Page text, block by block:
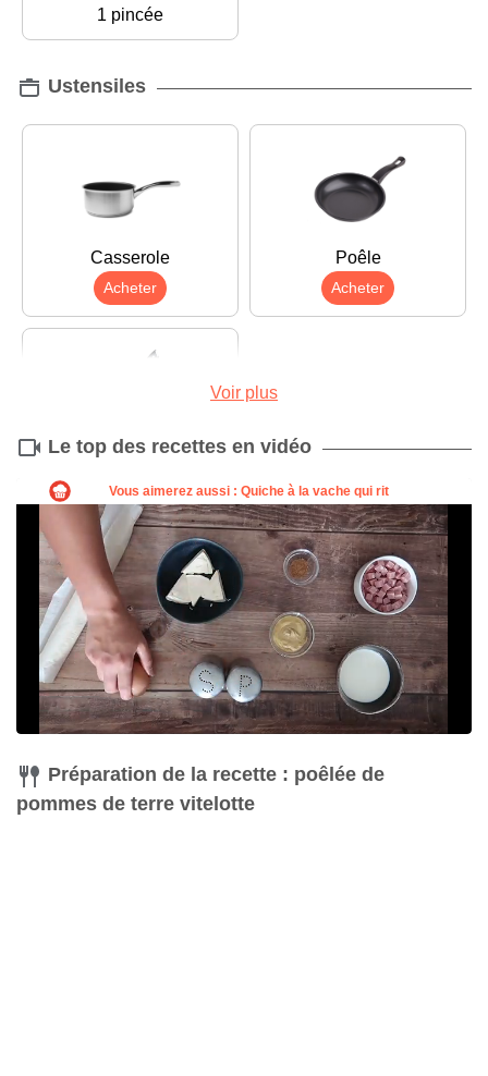
1 pincée
Ustensiles
Casserole
Acheter
Poêle
Acheter
Couteau
Acheter
Voir plus
Le top des recettes en vidéo
Préparation de la recette : poêlée de
pommes de terre vitelotte